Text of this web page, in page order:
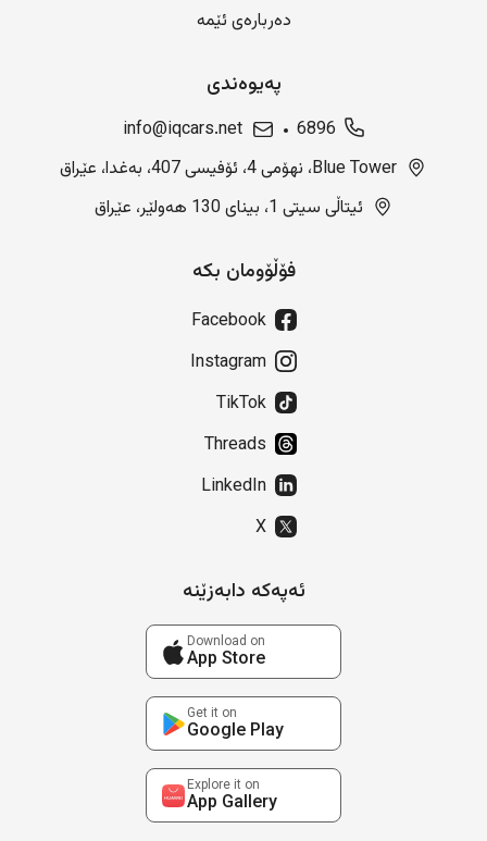
دەربارەی ئێمە
پەیوەندی
6896
info@iqcars.net
Blue Tower، نهۆمی 4، ئۆفیسی 407، بەغدا، عێراق
ئیتاڵی سیتی 1، بینای 130 هەولێر، عێراق
فۆڵۆومان بکە
Facebook
Instagram
TikTok
Threads
LinkedIn
X
ئەپەکە دابەزێنە
Download on
App Store
Get it on
Google Play
Explore it on
App Gallery